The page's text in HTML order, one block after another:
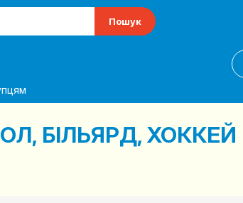
Пошук
БІЛЬЯРД, ХОККЕЙ